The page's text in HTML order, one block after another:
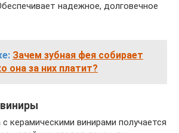
надежное, долговечное
Зачем зубная фея собирает
она за них платит?
керамическими винирами получается